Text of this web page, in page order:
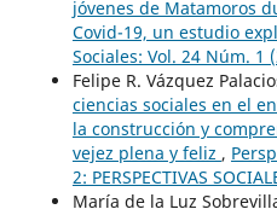
jóvenes de Matamoros
Covid-19, un estudio
Sociales: Vol. 24 Núm. 1
Felipe R. Vázquez
ciencias sociales en el
la construcción y
vejez plena y feliz ,
2: PERSPECTIVAS
María de la Luz